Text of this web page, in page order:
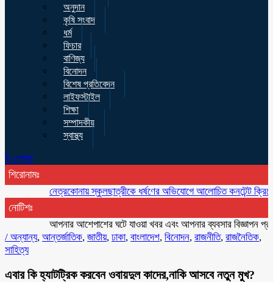
অনুদান
কৃষি সংবাদ
ধর্ম
ফিচার
বাণিজ্য
বিনোদন
বিশেষ প্রতিবেদন
লাইফস্টাইল
শিক্ষা
সম্পাদকীয়
স্বাস্থ্য
ই-পেপার
শিরোনামঃ
নেত্রকোনায় স্কুলছাত্রীকে ধর্ষণের অভিযোগে আলোচিত কনটেন্ট ক্রিয়েটর
নোটিশঃ
আপনার আশেপাশের ঘটে যাওয়া খবর এবং আপনার ব্যবসার বিজ্ঞাপন
/ অন্যান্য, আন্তর্জাতিক, জাতীয়, ঢাকা, বাংলাদেশ, বিনোদন, রাজনীতি, রাজনৈতিক,
সাহিত্য
এবার কি হ্যাটট্রিক করবেন ওবায়দুল কাদের,নাকি আসবে নতুন মুখ?